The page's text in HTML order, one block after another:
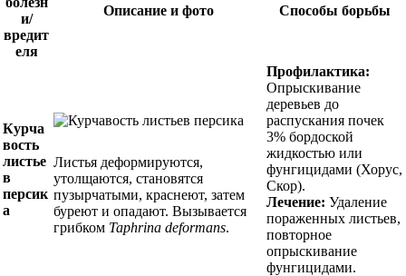
и/
вредит
еля
Описание и фото Способы борьбы
Курча
вость
листье
в
персик
а
Листья деформируются,
утолщаются, становятся
пузырчатыми, краснеют, затем
буреют и опадают. Вызывается
грибком Taphrina deformans.
Профилактика:
Опрыскивание
деревьев до
распускания почек
3% бордоской
жидкостью или
фунгицидами (Хорус,
Скор).
Лечение: Удаление
пораженных листьев,
повторное
опрыскивание
фунгицидами.